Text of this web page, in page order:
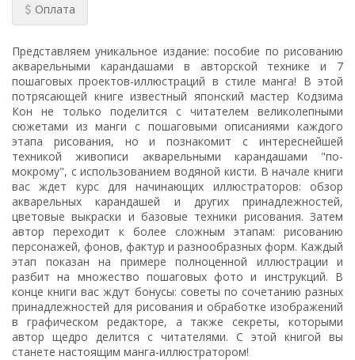
Оплата
Представляем уникальное издание: пособие по рисованию
акварельными карандашами в авторской технике и 7
пошаговых проектов-иллюстраций в стиле манга! В этой
потрясающей книге известный японский мастер Кодзима
Кон не только поделится с читателем великолепными
сюжетами из манги с пошаговыми описаниями каждого
этапа рисования, но и познакомит с интереснейшей
техникой живописи акварельными карандашами "по-
мокрому", с использованием водяной кисти. В начале книги
вас ждет курс для начинающих иллюстраторов: обзор
акварельных карандашей и других принадлежностей,
цветовые выкраски и базовые техники рисования. Затем
автор переходит к более сложным этапам: рисованию
персонажей, фонов, фактур и разнообразных форм. Каждый
этап показан на примере полноценной иллюстрации и
разбит на множество пошаговых фото и инструкций. В
конце книги вас ждут бонусы: советы по сочетанию разных
принадлежностей для рисования и обработке изображений
в графическом редакторе, а также секреты, которыми
автор щедро делится с читателями. С этой книгой вы
станете настоящим манга-иллюстратором!